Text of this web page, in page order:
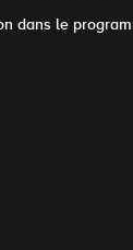
dans le